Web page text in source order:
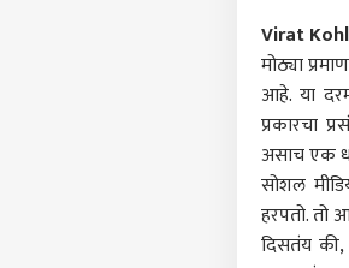
Virat
मोठ्या
आहे. या
प्रकारचा
असाच एक
सोशल
हरपतो. तो
दिसतंय की,